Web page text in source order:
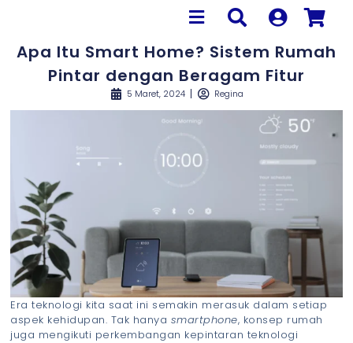
Apa Itu Smart Home? Sistem Rumah
Pintar dengan Beragam Fitur
5 Maret, 2024 Regina
Era teknologi kita saat ini semakin merasuk dalam setiap
aspek kehidupan. Tak hanya smartphone, konsep rumah
juga mengikuti perkembangan kepintaran teknologi